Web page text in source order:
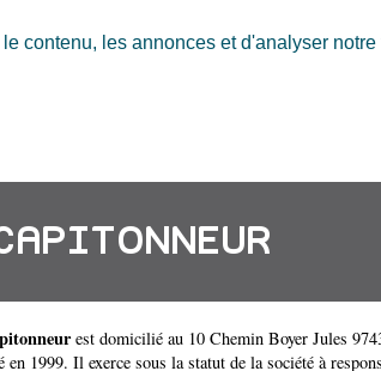
contenu, les annonces et d'analyser notre
est domicilié au 10 Chemin Boyer Jules
1999. Il exerce sous la statut de la société à